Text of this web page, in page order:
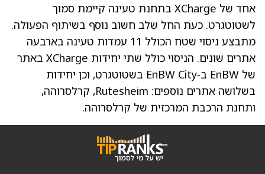
אחד של XCharge בתחנת טעינה קיימת סמוך
לשטוטגרט. כעת החל שלב חשוב נוסף בשיתוף הפעולה.
מתבצע ניסוי שטח הכולל 11 עמדות טעינה בארבעה
אתרים שונים. הניסוי כולל שתי יחידות XCharge באתר
של EnBW ב‑EnBW City בשטוטגרט, וכן יחידות
בשלושה אתרים נוספים: Rutesheim, קרלסרוהה,
ותחנת הרכבת המרכזית של קרלסרוהה.